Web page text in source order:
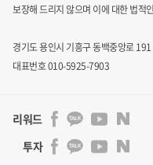
보장해 드리지 않으며 이에 대한 법적인
경기도 용인시 기흥구 동백중앙로
대표번호 010-5925-7903
리워드
투자